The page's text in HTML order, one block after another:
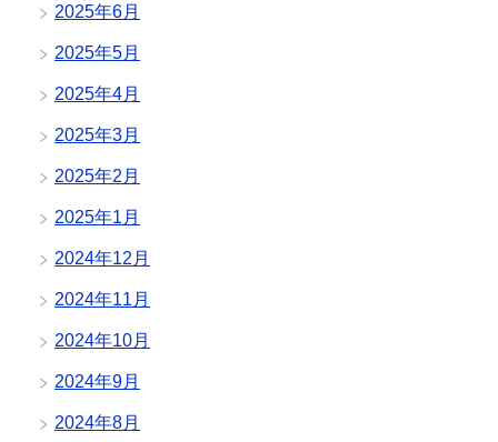
2025年6月
2025年5月
2025年4月
2025年3月
2025年2月
2025年1月
2024年12月
2024年11月
2024年10月
2024年9月
2024年8月